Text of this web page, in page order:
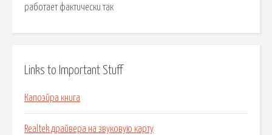
работает фактически так
Links to Important Stuff
Капоэйра книга
Realtek драйвера на звуковую карту